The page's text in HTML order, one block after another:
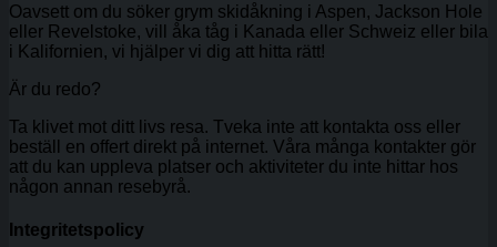
Oavsett om du söker grym skidåkning i Aspen, Jackson Hole
eller Revelstoke, vill åka tåg i Kanada eller Schweiz eller bila
i Kalifornien, vi hjälper vi dig att hitta rätt!
Är du redo?
Ta klivet mot ditt livs resa. Tveka inte att kontakta oss eller
beställ en offert direkt på internet. Våra många kontakter gör
att du kan uppleva platser och aktiviteter du inte hittar hos
någon annan resebyrå.
Integritetspolicy